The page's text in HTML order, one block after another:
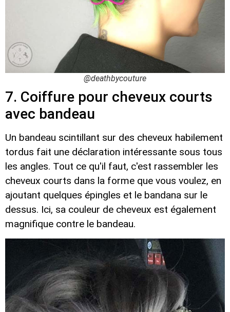
@deathbycouture
7. Coiffure pour cheveux courts
avec bandeau
Un bandeau scintillant sur des cheveux habilement
tordus fait une déclaration intéressante sous tous
les angles. Tout ce qu'il faut, c'est rassembler les
cheveux courts dans la forme que vous voulez, en
ajoutant quelques épingles et le bandana sur le
dessus. Ici, sa couleur de cheveux est également
magnifique contre le bandeau.